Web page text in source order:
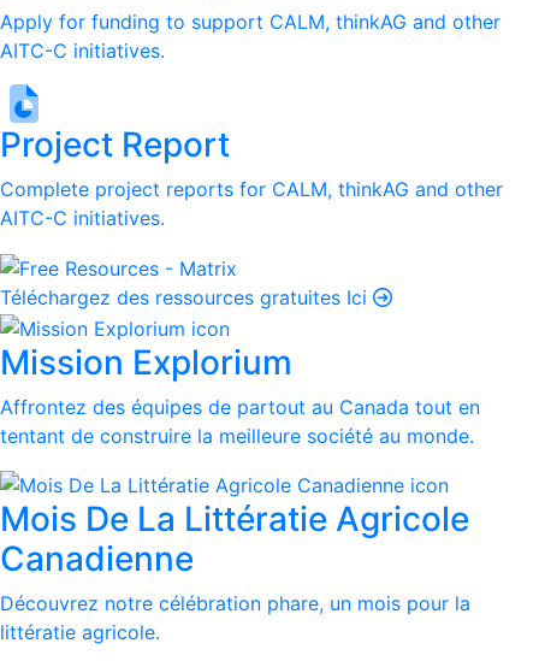
Apply for funding to support CALM, thinkAG and other
AITC-C initiatives.
Project Report
Complete project reports for CALM, thinkAG and other
AITC-C initiatives.
Téléchargez des ressources gratuites Ici
Mission Explorium
Affrontez des équipes de partout au Canada tout en
tentant de construire la meilleure société au monde.
Mois De La Littératie Agricole
Canadienne
Découvrez notre célébration phare, un mois pour la
littératie agricole.